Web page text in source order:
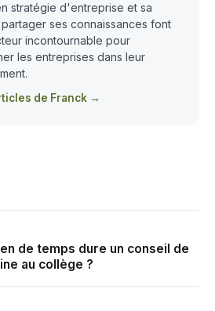
stratégie d'entreprise et sa
ses connaissances font
incontournable pour
les entreprises dans leur
de Franck →
de temps dure un conseil de
au collège ?